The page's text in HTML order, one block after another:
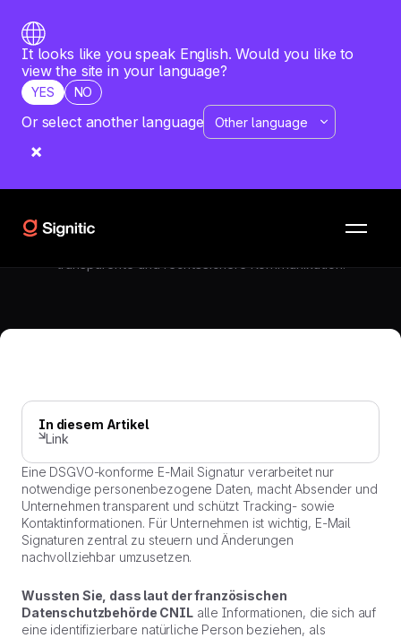
It looks like you speak English. Would you like to
view the site in your language?
YES NO
Or select another language
Beste Praktiken für den sicheren E-
Signitic unterstützt Sie bei der Einrichtung DSGVO-
transparente und rechtssichere Kommunikation.
In diesem Artikel
Link
Eine DSGVO-konforme E-Mail Signatur verarbeitet nur
notwendige personenbezogene Daten, macht Absender und
Unternehmen transparent und schützt Tracking- sowie
Kontaktinformationen. Für Unternehmen ist wichtig, E-Mail
Signaturen zentral zu steuern und Änderungen
nachvollziehbar umzusetzen.
Wussten Sie, dass laut der französischen
Datenschutzbehörde CNIL alle Informationen, die sich auf
eine identifizierbare natürliche Person beziehen, als